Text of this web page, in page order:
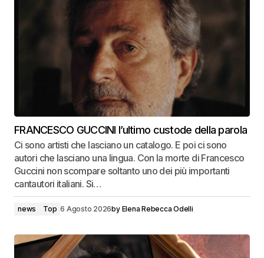
FRANCESCO GUCCINI l’ultimo custode della parola
Ci sono artisti che lasciano un catalogo. E poi ci sono
autori che lasciano una lingua. Con la morte di Francesco
Guccini non scompare soltanto uno dei più importanti
cantautori italiani. Si…
news Top 6 Agosto 2026by Elena Rebecca Odelli